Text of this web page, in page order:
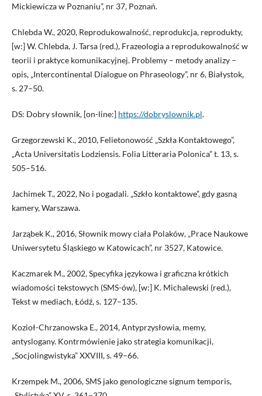
Mickiewicza w Poznaniu”, nr 37, Poznań.
Chlebda W., 2020, Reprodukowalność, reprodukcja, reprodukty,
[w:] W. Chlebda, J. Tarsa (red.), Frazeologia a reprodukowalność w
teorii i praktyce komunikacyjnej. Problemy – metody analizy –
opis, „Intercontinental Dialogue on Phraseology”, nr 6, Białystok,
s. 27–50.
DS: Dobry słownik, [on-line:] https://dobryslownik.pl.
Grzegorzewski K., 2010, Felietonowość „Szkła Kontaktowego”,
„Acta Universitatis Lodziensis. Folia Litteraria Polonica” t. 13, s.
505–516.
Jachimek T., 2022, No i pogadali. „Szkło kontaktowe”, gdy gasną
kamery, Warszawa.
Jarząbek K., 2016, Słownik mowy ciała Polaków, „Prace Naukowe
Uniwersytetu Śląskiego w Katowicach”, nr 3527, Katowice.
Kaczmarek M., 2002, Specyfika językowa i graficzna krótkich
wiadomości tekstowych (SMS-ów), [w:] K. Michalewski (red.),
Tekst w mediach, Łódź, s. 127–135.
Kozioł-Chrzanowska E., 2014, Antyprzysłowia, memy,
antyslogany. Kontrmówienie jako strategia komunikacji,
„Socjolingwistyka” XXVIII, s. 49–66.
Krzempek M., 2006, SMS jako genologiczne signum temporis,